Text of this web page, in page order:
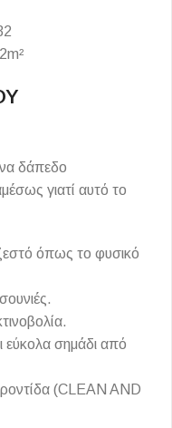
δάπεδο
γιατί αυτό το
όπως το φυσικό
εύκολα σημάδι από
(CLEAN AND